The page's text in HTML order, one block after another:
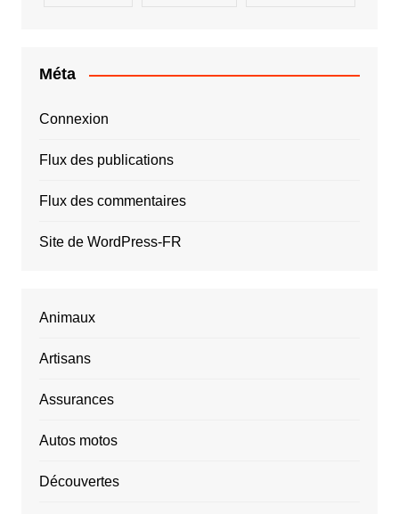
Méta
Connexion
Flux des publications
Flux des commentaires
Site de WordPress-FR
Animaux
Artisans
Assurances
Autos motos
Découvertes